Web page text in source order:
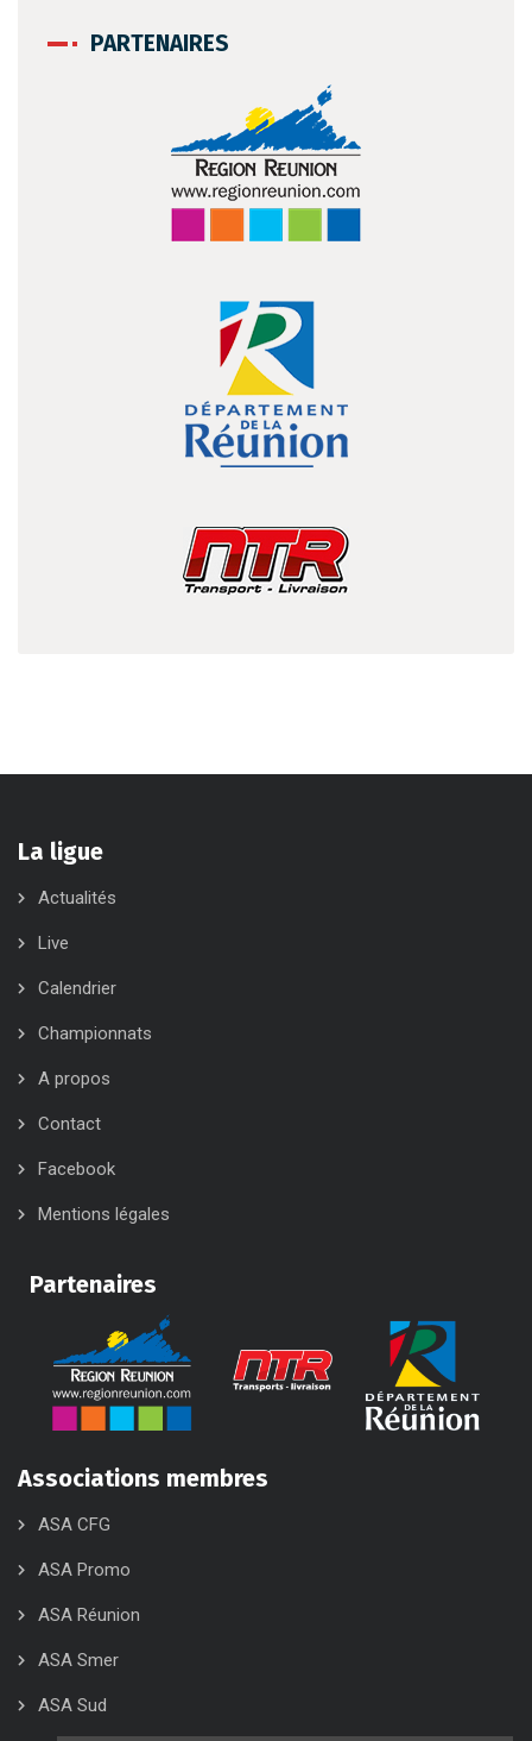
PARTENAIRES
La ligue
Actualités
Live
Calendrier
Championnats
A propos
Contact
Facebook
Mentions légales
Partenaires
Associations membres
ASA CFG
ASA Promo
ASA Réunion
ASA Smer
ASA Sud